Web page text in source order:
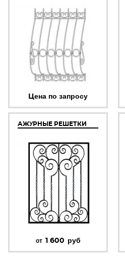
Цена по запросу
АЖУРНЫЕ РЕШЕТКИ
от 1 600 руб